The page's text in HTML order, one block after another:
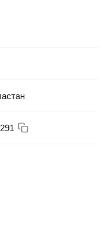
— мягкость и